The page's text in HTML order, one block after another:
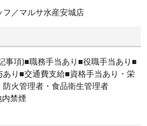
／マルサ水産安城店
事項)■職務手当あり■役職手当あり■
あり■交通費支給■資格手当あり・栄
火管理者・食品衛生管理者
禁煙